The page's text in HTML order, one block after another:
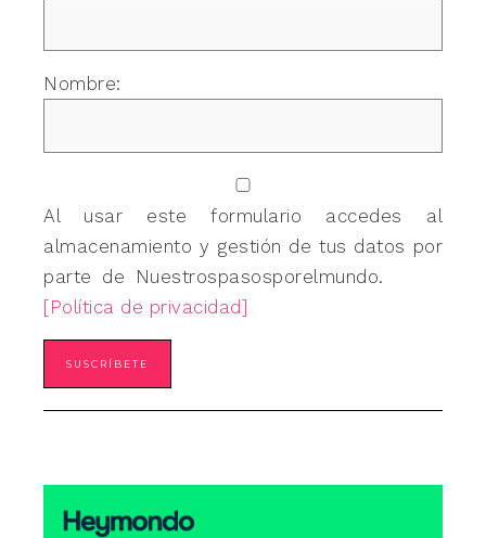
Nombre:
Al usar este formulario accedes al
almacenamiento y gestión de tus datos por
parte de Nuestrospasosporelmundo.
[Política de privacidad]